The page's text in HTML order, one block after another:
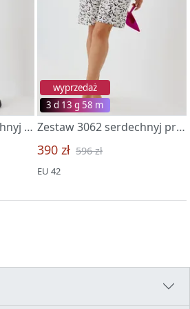
Spodenki 8008 serdechnyj print
3 d 13 g 58 m
wyprzedaż
Zestaw 3062 serdechnyj print
390 zł 596 zł
EU 42